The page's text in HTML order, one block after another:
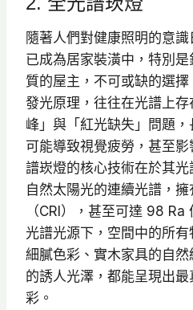
T
$
5
9
5
到
N
T
$
6
2
隨著人們對健康照明的意
已成為居家裝潢中，特別
質的屋主，不可或缺的選
發光原理，往往在光譜上
峰」與「紅光缺失」問題
可能導致視覺疲勞，甚至
譜崁燈的核心技術在於其
自然太陽光的連續光譜，
（CRI），甚至可達 98
光譜光源下，空間中的所
細膩色彩、實木家具的自
的誘人光澤，都能呈現出
彩。